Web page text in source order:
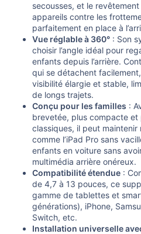
secousses, et le
appareils contre les
parfaitement en place à
Vue réglable à 360° : Son
choisir l’angle idéal pour
enfants depuis l’arrière.
qui se détachent
visibilité élargie et stable,
de longs trajets.
Conçu pour les familles :
brevetée, plus compacte et
classiques, il peut
comme l’iPad Pro sans
enfants en voiture sans
multimédia arrière onéreux.
Compatibilité étendue :
de 4,7 à 13 pouces, ce
gamme de tablettes et
générations), iPhone,
Switch, etc.
Installation universelle